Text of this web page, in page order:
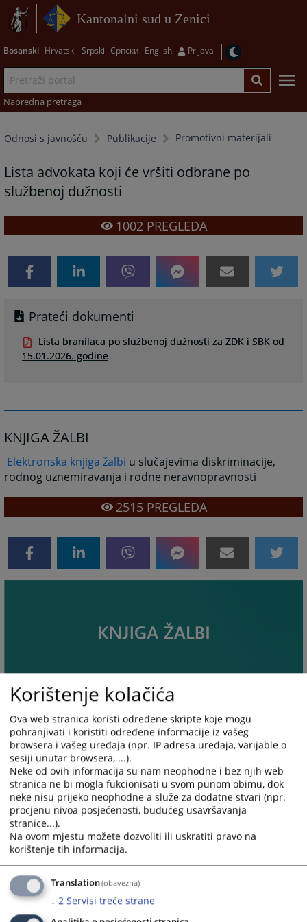
Kantonalni sud u Zenici
Bosanski Hrvatski Srpski Српски English Prijava
Napredna pretraga
Odnosi s javnošću Publikacije Promotivni materijali
Lista advokata koji će vršiti odbrane po
službenoj dužnosti
1002 PREGLEDA
Prateći dokumenti
Lista branilaca po službenoj dužnosti za ZDK i SBK od
15.01.2026. godine
KNJIGA ŽALBI
Elektronska knjiga žalbi u slučajevima diskriminacije,
rodnog uznemiravanja i rodne neravnopravnosti
2515PREGLEDA
Korištenje kolačića
Ova web stranica koristi određene skripte koje mogu
pohranjivati i koristiti određene informacije iz vašeg
browsera i vašeg uređaja (npr. IP adresa uređaja, varijable o
sesiji unutar browsera, ...).
Neke od ovih informacija su nam neophodne i bez njih web
stranica ne bi mogla fukcionisati u svom punom obimu, dok
neke nisu prijeko neophodne a služe za dodatne stvari (npr.
procjenu nivoa posjećenosti, budućeg usavršavanja
stranice...).
Na ovom mjestu možete dozvoliti ili uskratiti pravo na
korištenje tih informacija.
Translation(obavezna)
↓ 2 Servisi treće strane